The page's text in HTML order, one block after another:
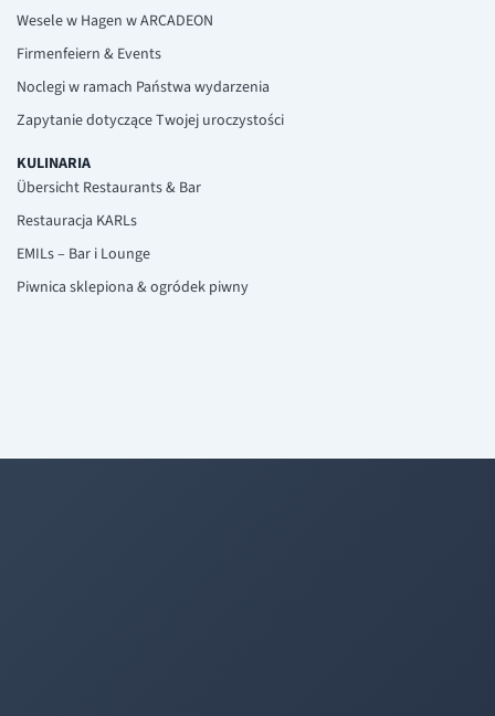
Wesele w Hagen w ARCADEON
Firmenfeiern & Events
Noclegi w ramach Państwa wydarzenia
Zapytanie dotyczące Twojej uroczystości
KULINARIA
Übersicht Restaurants & Bar
Restauracja KARLs
EMILs – Bar i Lounge
Piwnica sklepiona & ogródek piwny